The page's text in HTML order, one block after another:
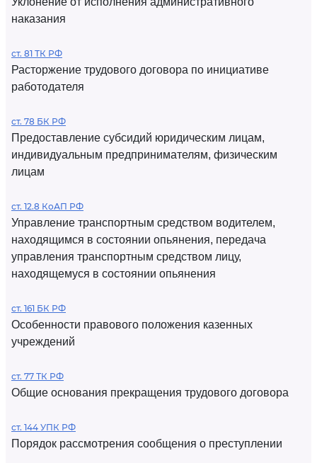
наказания
ст. 81 ТК РФ
Расторжение трудового договора по инициативе
работодателя
ст. 78 БК РФ
Предоставление субсидий юридическим лицам,
индивидуальным предпринимателям, физическим
лицам
ст. 12.8 КоАП РФ
Управление транспортным средством водителем,
находящимся в состоянии опьянения, передача
управления транспортным средством лицу,
находящемуся в состоянии опьянения
ст. 161 БК РФ
Особенности правового положения казенных
учреждений
ст. 77 ТК РФ
Общие основания прекращения трудового договора
ст. 144 УПК РФ
Порядок рассмотрения сообщения о преступлении